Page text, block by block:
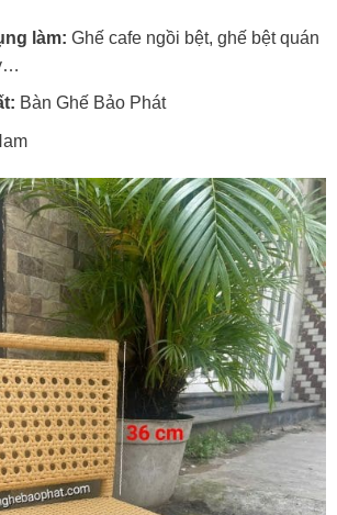
làm: Ghế cafe ngồi bệt, ghế bệt quán
Bàn Ghế Bảo Phát